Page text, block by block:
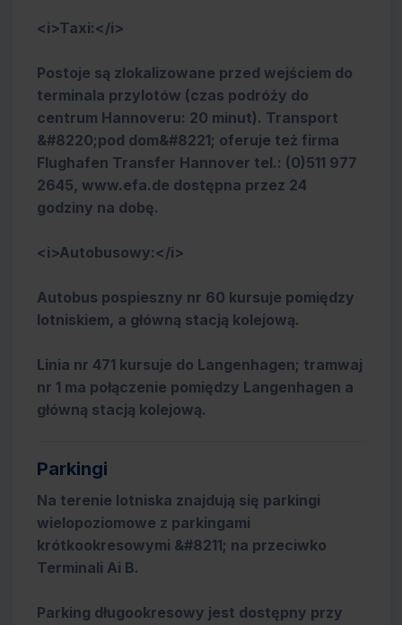
<i>Taxi:</i>
Postoje są zlokalizowane przed wejściem do
terminala przylotów (czas podróży do
centrum Hannoveru: 20 minut). Transport
&#8220;pod dom&#8221; oferuje też firma
Flughafen Transfer Hannover tel.: (0)511 977
2645, www.efa.de dostępna przez 24
godziny na dobę.
<i>Autobusowy:</i>
Autobus pospieszny nr 60 kursuje pomiędzy
lotniskiem, a główną stacją kolejową.
Linia nr 471 kursuje do Langenhagen; tramwaj
nr 1 ma połączenie pomiędzy Langenhagen a
główną stacją kolejową.
Parkingi
Na terenie lotniska znajdują się parkingi
wielopoziomowe z parkingami
krótkookresowymi &#8211; na przeciwko
Terminali Ai B.
Parking długookresowy jest dostępny przy